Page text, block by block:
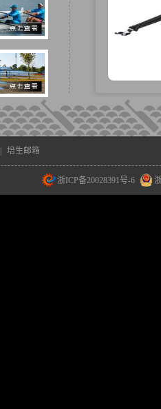
| 培生邮箱
浙ICP备20028391号-6